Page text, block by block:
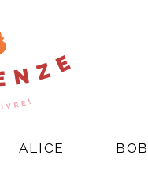
ALICE